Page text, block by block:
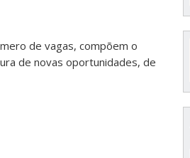
de vagas, compõem o
de novas oportunidades, de